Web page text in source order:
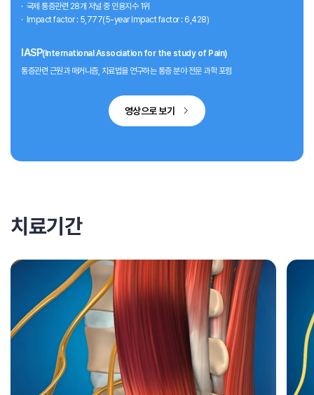
국제 통증관련 28개 저널 중 인용지수 1위
Impact factor : 5,777(5-year Impact factor : 6,428)
IASP(International Association for the study of Pain)
통증관련 근원과 매커니즘, 치료법을 연구하는 통증 분야 전문 과학 포럼
영상으로 보기
치료기간